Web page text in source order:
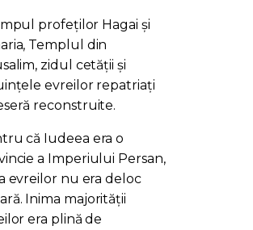
profeților Hagai și
Templul din
zidul cetății și
evreilor repatriați
reconstruite.
că Iudeea era o
a Imperiului Persan,
evreilor nu era deloc
Inima majorității
era plină de